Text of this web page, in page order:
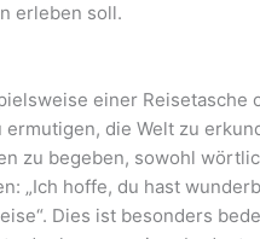
erleben soll.
einer Reisetasche
die Welt zu
zu begeben, sowohl
„Ich hoffe, du hast
Dies ist besonders